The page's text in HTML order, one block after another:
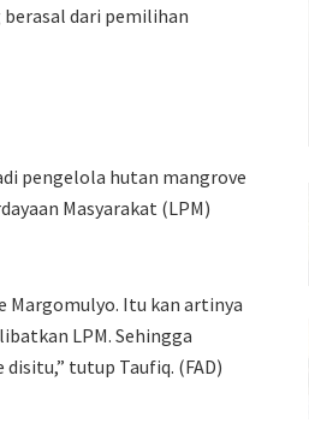
dari pemilihan
pengelola hutan mangrove
Masyarakat (LPM)
Margomulyo. Itu kan artinya
LPM. Sehingga
tutup Taufiq. (FAD)